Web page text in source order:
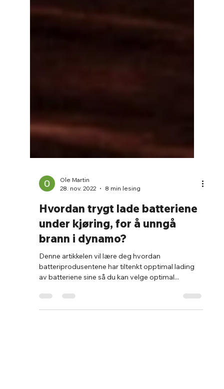
28. nov. 2022
8 min lesing
Hvordan trygt lade batteriene
under kjøring, for å unngå
brann i dynamo?
Denne artikkelen vil lære deg hvordan
av batteriene sine så du kan velge optimal...